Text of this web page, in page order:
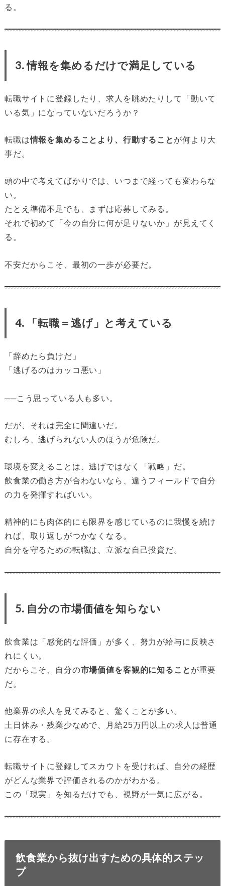
る。
3. 情報を集めるだけで満足している
転職サイトに登録したり、求人を眺めたりして「動いて
いる気」になっていないだろうか？
転職は情報を集めることより、行動すること が何より大
事だ。
頭の中で考えてばかりでは、いつまで経っても変わらな
い。
たとえ準備不足でも、まずは応募してみる。
それで初めて「今の自分に何が足りないか」が見えてく
る。
不安だからこそ、最初の一歩が必要だ。
4. 「転職＝逃げ」と考えている
「辞めたら負けだ」
「逃げるのはカッコ悪い」
──こう思っている人も多い。
だが、それは完全に間違いだ。
むしろ、逃げられない人のほうが危険だ。
環境を変えることは、逃げではなく「戦略」だ。
飲食業の働き方が合わないなら、違うフィールドで自分
の力を発揮すればいい。
精神的にも肉体的にも限界を感じているのに我慢を続け
れば、取り返しがつかなくなる。
自分を守るための転職は、立派な自己投資だ。
5. 自分の市場価値を知らない
飲食業は「感覚的な評価」が多く、努力が給与に反映さ
れにくい。
だからこそ、自分の市場価値を客観的に知ること が重要
だ。
他業界の求人を見てみると、驚くことが多い。
土日休み・残業少なめで、月給25万円以上の求人は普通
に存在する。
転職サイトに登録してスカウトを受ければ、自分の経歴
がどんな業界で評価されるのかがわかる。
この「現実」を知るだけでも、視野が一気に広がる。
飲食業から抜け出すための具体的ステッ
プ